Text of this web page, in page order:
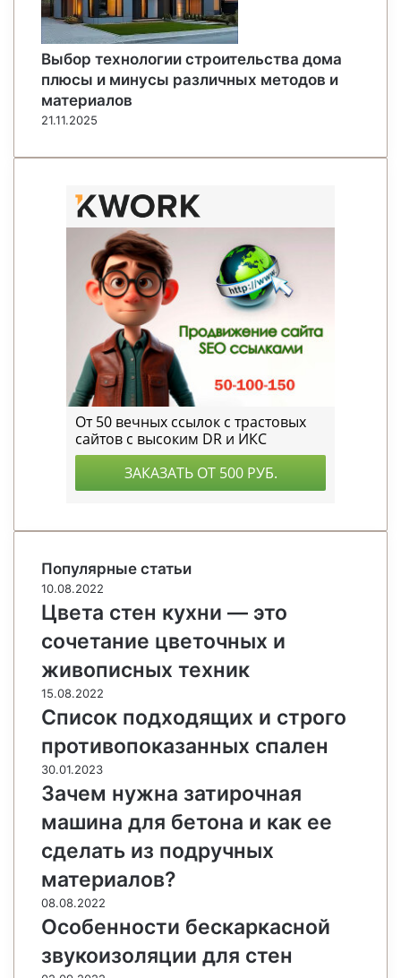
Выбор технологии строительства дома
плюсы и минусы различных методов и
материалов
21.11.2025
Популярные статьи
10.08.2022
Цвета стен кухни — это
сочетание цветочных и
живописных техник
15.08.2022
Список подходящих и строго
противопоказанных спален
30.01.2023
Зачем нужна затирочная
машина для бетона и как ее
сделать из подручных
материалов?
08.08.2022
Особенности бескаркасной
звукоизоляции для стен